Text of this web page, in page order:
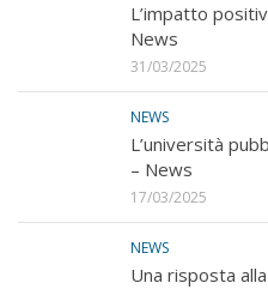
L’impatto
News
31/03/2025
NEWS
L’università
– News
17/03/2025
NEWS
Una risposta